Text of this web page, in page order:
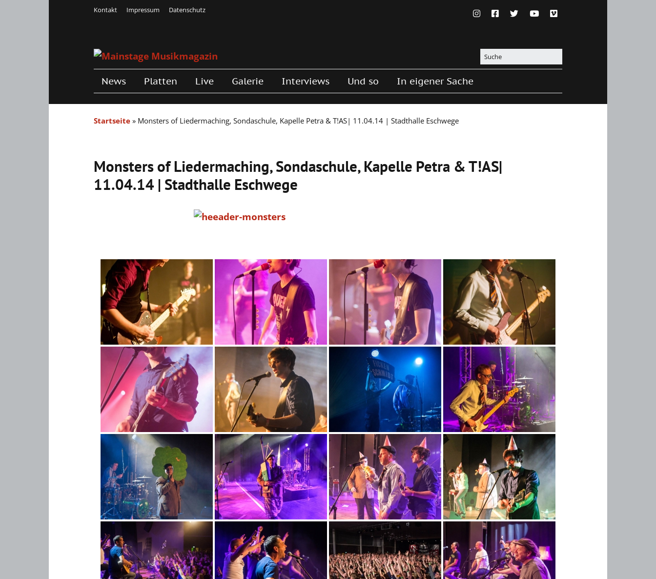
Kontakt Impressum Datenschutz
News Platten Live Galerie Interviews Und so In eigener Sache
Startseite » Monsters of Liedermaching, Sondaschule, Kapelle Petra & T!AS| 11.04.14 | Stadthalle Eschwege
Monsters of Liedermaching, Sondaschule, Kapelle Petra & T!AS|
11.04.14 | Stadthalle Eschwege